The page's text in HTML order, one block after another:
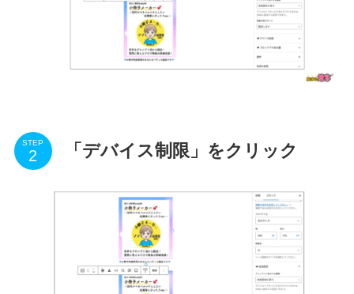
STEP 「デバイス制限」をクリック